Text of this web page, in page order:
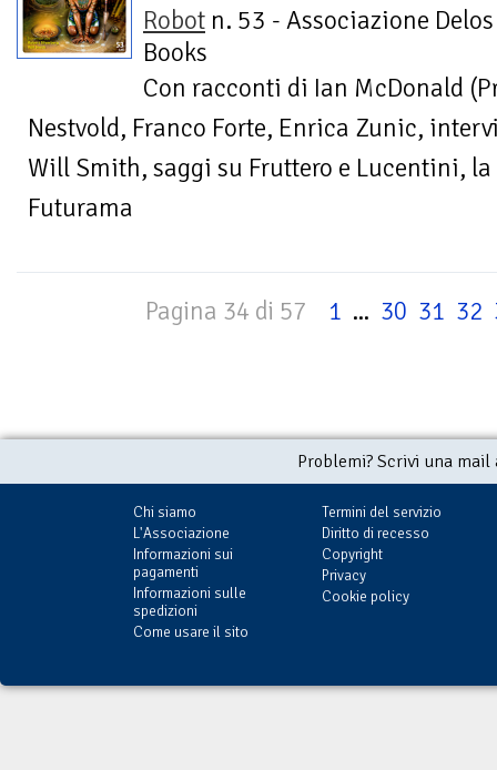
Robot n. 53 - Associazione Delos
Books
Con racconti di Ian McDonald
Nestvold, Franco Forte, Enrica Zunic,
Will Smith, saggi su Fruttero e Lucentini,
Futurama
Pagina 34 di 57 1 ... 30 31 32
Problemi? Scrivi una
Chi siamo
L'Associazione
Informazioni sui
pagamenti
Informazioni sulle
spedizioni
Come usare il sito
Termini del servizio
Diritto di recesso
Copyright
Privacy
Cookie policy